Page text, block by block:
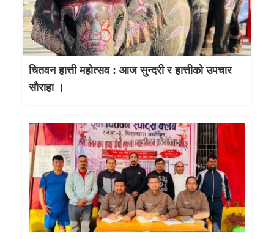
चितवन हात्ती महाेत्सव : आज सुन्दरी र हात्तीको उपचार
साैराहा ।